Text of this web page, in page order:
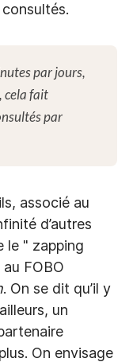
par jours,
cela fait
par
associé au
d’autres
le " zapping
FOBO
. On se dit qu’il y
un
On envisage